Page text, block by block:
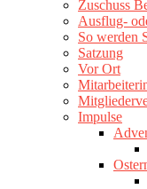
Zuschuss
Ausflug-
So werden
Satzung
Vor Ort
Impulse